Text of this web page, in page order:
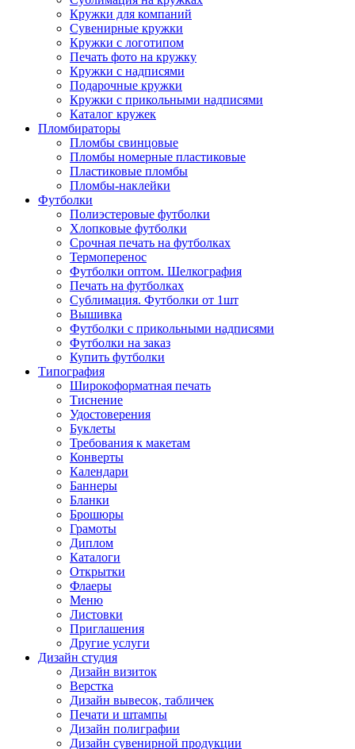
Кружки для компаний
Сувенирные кружки
Кружки с логотипом
Печать фото на кружку
Кружки с надписями
Подарочные кружки
Кружки с прикольными надписями
Каталог кружек
Пломбираторы
Пломбы свинцовые
Пломбы номерные пластиковые
Пластиковые пломбы
Пломбы-наклейки
Футболки
Полиэстеровые футболки
Хлопковые футболки
Срочная печать на футболках
Термоперенос
Футболки оптом. Шелкография
Печать на футболках
Сублимация. Футболки от 1шт
Вышивка
Футболки с прикольными надписями
Футболки на заказ
Купить футболки
Типография
Широкоформатная печать
Тиснение
Удостоверения
Буклеты
Требования к макетам
Конверты
Календари
Баннеры
Бланки
Брошюры
Грамоты
Диплом
Каталоги
Открытки
Флаеры
Меню
Листовки
Приглашения
Другие услуги
Дизайн студия
Дизайн визиток
Верстка
Дизайн вывесок, табличек
Печати и штампы
Дизайн полиграфии
Дизайн сувенирной продукции